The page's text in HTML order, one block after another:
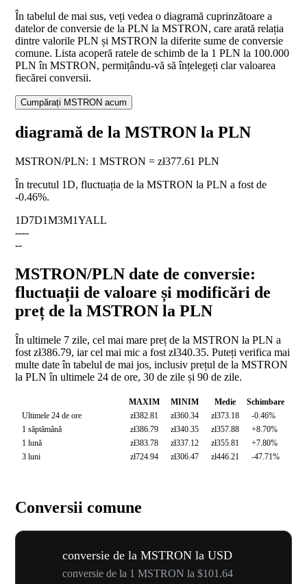
În tabelul de mai sus, veți vedea o diagramă cuprinzătoare a
datelor de conversie de la PLN la MSTRON, care arată relația
dintre valorile PLN și MSTRON la diferite sume de conversie
comune. Lista acoperă ratele de schimb de la 1 PLN la 100.000
PLN în MSTRON, permițându-vă să înțelegeți clar valoarea
fiecărei conversii.
Cumpărați MSTRON acum
diagramă de la MSTRON la PLN
MSTRON/PLN: 1 MSTRON = zł377.61 PLN
În trecutul 1D, fluctuația de la MSTRON la PLN a fost de
-0.46%.
1D7D1M3M1YALL
----
--
MSTRON/PLN date de conversie:
fluctuații de valoare și modificări de
preț de la MSTRON la PLN
În ultimele 7 zile, cel mai mare preț de la MSTRON la PLN a
fost zł386.79, iar cel mai mic a fost zł340.35. Puteți verifica mai
multe date în tabelul de mai jos, inclusiv prețul de la MSTRON
la PLN în ultimele 24 de ore, 30 de zile și 90 de zile.
MAXIM MINIM Medie
Schimbare
Ultimele 24 de ore
zł382.81 zł360.34 zł373.18
-0.46%
1 săptămână
zł386.79 zł340.35 zł357.88
+8.70%
1 lună
zł383.78 zł337.12 zł355.81
+7.80%
3 luni
zł724.94 zł306.47 zł446.21 -47.71%
Conversii comune
conversie de la MSTRON la USD
conversie de la 1 MSTRON la $101.64